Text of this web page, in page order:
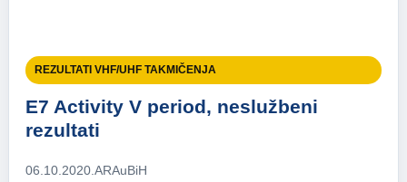
REZULTATI VHF/UHF TAKMIČENJA
E7 Activity V period, neslužbeni
rezultati
06.10.2020. ARAuBiH